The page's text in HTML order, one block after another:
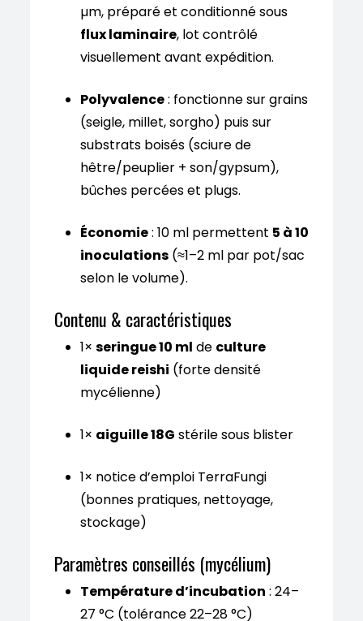
µm, préparé et conditionné sous
flux laminaire, lot contrôlé
visuellement avant expédition.
Polyvalence: fonctionne sur grains
(seigle, millet, sorgho) puis sur
substrats boisés (sciure de
hêtre/peuplier + son/gypsum),
bûches percées et plugs.
Économie: 10 ml permettent 5 à 10
inoculations (≈1–2 ml par pot/sac
selon le volume).
Contenu & caractéristiques
1× seringue 10 ml de culture
liquide reishi (forte densité
mycélienne)
1× aiguille 18G stérile sous blister
1× notice d’emploi TerraFungi
(bonnes pratiques, nettoyage,
stockage)
Paramètres conseillés (mycélium)
Température d’incubation : 24–
27 °C (tolérance 22–28 °C)